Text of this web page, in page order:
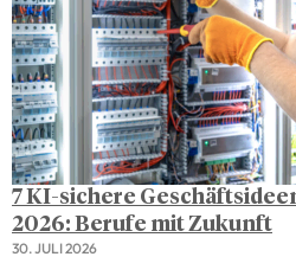
7 KI-sichere
2026: Berufe mit Zukunft
30. JULI 2026